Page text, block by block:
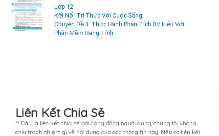
Lớp 12
Kết Nối Tri Thức Với Cuộc Sống
Chuyên Đề 3: Thực Hành Phân Tích Dữ Liệu Với
Phần Mềm Bảng Tính
Liên Kết Chia Sẻ
** Đây là liên kết chia sẻ bới cộng đồng người dùng, chúng tôi không
chịu trách nhiệm gì về nội dung của các thông tin này. Nếu có liên kết